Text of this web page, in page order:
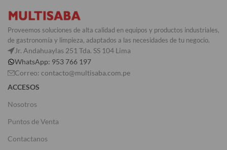
Proveemos soluciones de alta calidad en equipos y productos industriales,
de gastronomía y limpieza, adaptados a las necesidades de tu negocio.
Jr. Andahuaylas 251 Tda. SS 104 Lima
WhatsApp: 953 766 197
Correo: contacto@multisaba.com.pe
ACCESOS
Nosotros
Puntos de Venta
Contactanos